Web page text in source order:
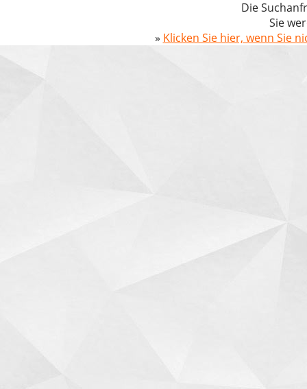
Die
Sie
» Klicken Sie hier, wenn Sie